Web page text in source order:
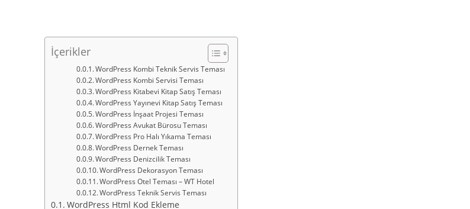
İçerikler
WordPress Kombi Teknik Servis Teması
WordPress Kombi Servisi Teması
WordPress Kitabevi Kitap Satış Teması
WordPress Yayınevi Kitap Satış Teması
WordPress İnşaat Projesi Teması
WordPress Avukat Bürosu Teması
WordPress Pro Halı Yıkama Teması
WordPress Dernek Teması
WordPress Denizcilik Teması
WordPress Dekorasyon Teması
WordPress Otel Teması – WT Hotel
WordPress Teknik Servis Teması
WordPress Html Kod Ekleme